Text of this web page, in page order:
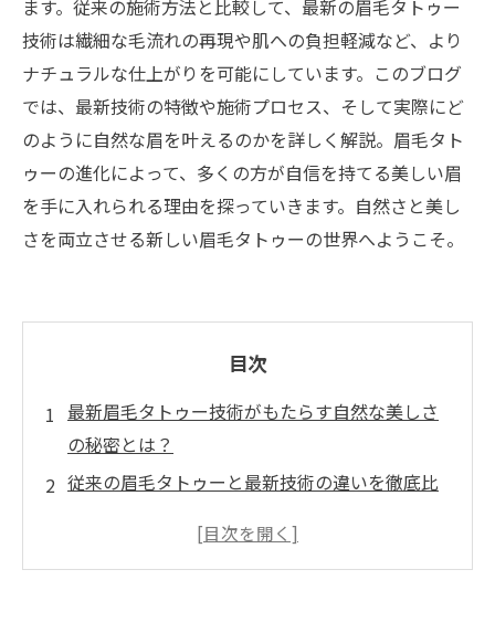
ます。従来の施術方法と比較して、最新の眉毛タトゥー
技術は繊細な毛流れの再現や肌への負担軽減など、より
ナチュラルな仕上がりを可能にしています。このブログ
では、最新技術の特徴や施術プロセス、そして実際にど
のように自然な眉を叶えるのかを詳しく解説。眉毛タト
ゥーの進化によって、多くの方が自信を持てる美しい眉
を手に入れられる理由を探っていきます。自然さと美し
さを両立させる新しい眉毛タトゥーの世界へようこそ。
目次
最新眉毛タトゥー技術がもたらす自然な美しさ
の秘密とは？
従来の眉毛タトゥーと最新技術の違いを徹底比
繊細な毛流れ再現で実現する自然な仕上がりの